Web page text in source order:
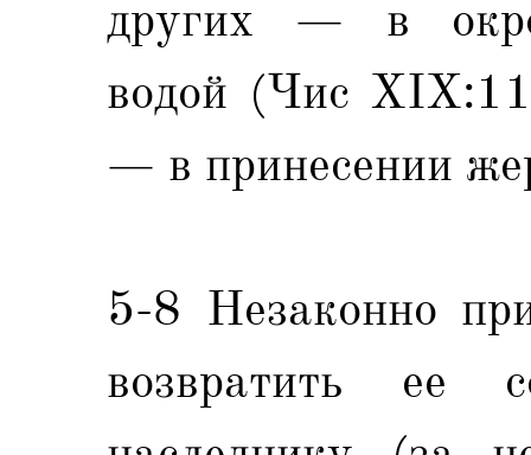
других — в
водой (Чис
— в принесении
5-8 Незаконно
возвратить ее